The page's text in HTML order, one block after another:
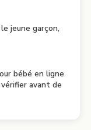
jeune garçon,
bébé en ligne
avant de